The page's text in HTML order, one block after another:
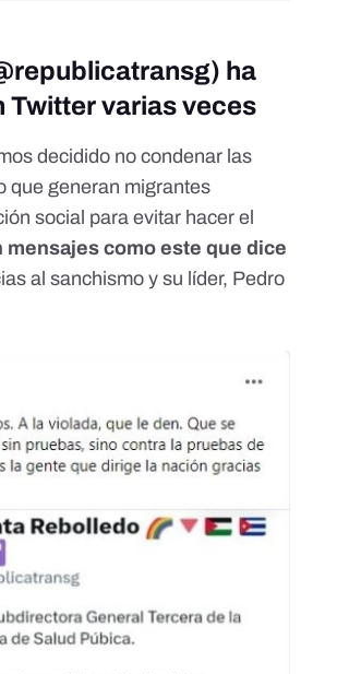
ha
Twitter varias veces
decidido no condenar las
que generan migrantes
social para evitar hacer el
mensajes como este que dice
al sanchismo y su líder, Pedro